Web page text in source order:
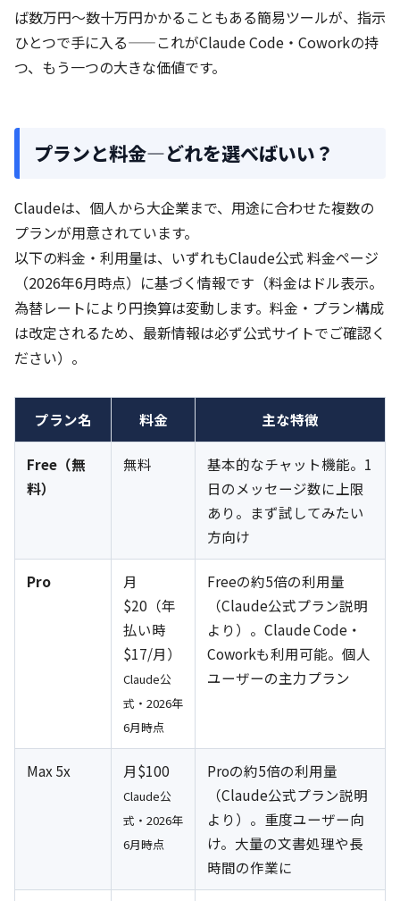
ば数万円〜数十万円かかることもある簡易ツールが、指示
ひとつで手に入る——これがClaude Code・Coworkの持
つ、もう一つの大きな価値です。
プランと料金—どれを選べばいい？
Claudeは、個人から大企業まで、用途に合わせた複数の
プランが用意されています。
以下の料金・利用量は、いずれもClaude公式 料金ページ
（2026年6月時点）に基づく情報です（料金はドル表示。
為替レートにより円換算は変動します。料金・プラン構成
は改定されるため、最新情報は必ず公式サイトでご確認く
ださい）。
プラン名 料金 主な特徴
Free（無
料）
無料
基本的なチャット機能。1
日のメッセージ数に上限
あり。まず試してみたい
方向け
Pro
月
$20（年
払い時
$17/月）
Claude公
式・2026年
6月時点
Freeの約5倍の利用量
（Claude公式プラン説明
より）。Claude Code・
Coworkも利用可能。個人
ユーザーの主力プラン
Max 5x 月$100
Claude公
式・2026年
6月時点
Proの約5倍の利用量
（Claude公式プラン説明
より）。重度ユーザー向
け。大量の文書処理や長
時間の作業に